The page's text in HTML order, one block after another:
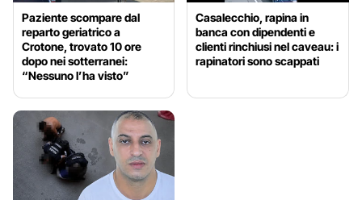
Paziente scompare dal
reparto geriatrico a
Crotone, trovato 10 ore
dopo nei sotterranei:
“Nessuno l’ha visto”
Casalecchio, rapina in
banca con dipendenti e
clienti rinchiusi nel caveau: i
rapinatori sono scappati